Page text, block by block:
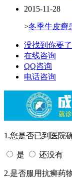
2015-11-28
>冬季牛皮癣
没找到你要
在线咨询
QQ咨询
电话咨询
1.您是否已到医院
是 还没有
2.是否服用抗癣药